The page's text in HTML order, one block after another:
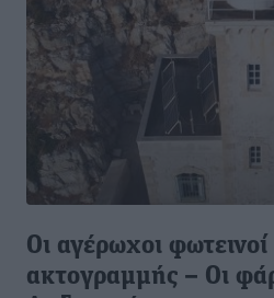
Οι αγέρωχοι
ακτογραμμής – Οι